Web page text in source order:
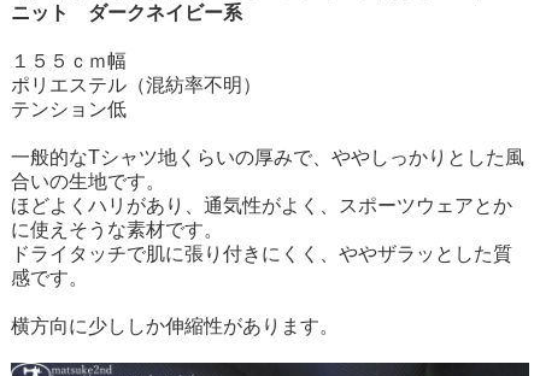
ニット ダークネイビー系
１５５ｃｍ幅
ポリエステル（混紡率不明）
テンション低
一般的なTシャツ地くらいの厚みで、ややしっかりとした風
合いの生地です。
ほどよくハリがあり、通気性がよく、スポーツウェアとか
に使えそうな素材です。
ドライタッチで肌に張り付きにくく、ややザラッとした質
感です。
横方向に少ししか伸縮性があります。